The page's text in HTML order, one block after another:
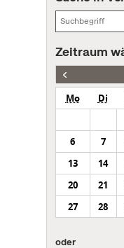
Zeitraum
Mo Di
6
7
13
14
20
21
27
28
oder